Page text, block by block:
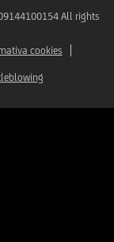
All rights
cookies